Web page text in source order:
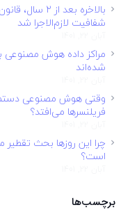
بالاخره بعد
شفافیت لازم‌الاجرا شد
مراکز داده هوش مصنوعی
شده‌اند
وقتی هوش مصنوعی
فریلنسرها می‌افتد؟
چرا این روزها بحث
است؟
برچسب‌ها